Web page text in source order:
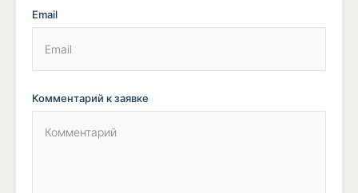
Email
Комментарий к заявке